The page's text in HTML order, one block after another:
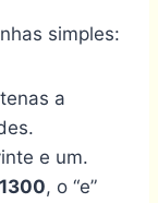
simples:
a
e um.
1300, o “e”